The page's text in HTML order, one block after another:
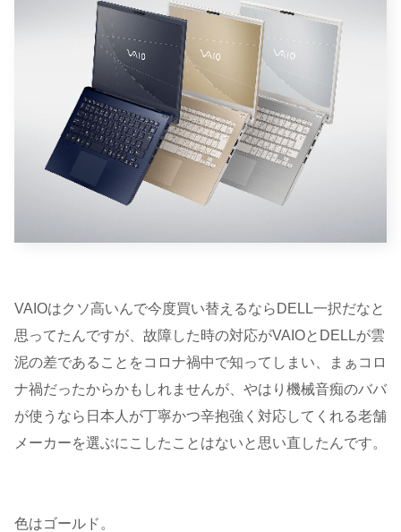
VAIOはクソ高いんで今度買い替えるならDELL一択だなと
思ってたんですが、故障した時の対応がVAIOとDELLが雲
泥の差であることをコロナ禍中で知ってしまい、まぁコロ
ナ禍だったからかもしれませんが、やはり機械音痴のババ
が使うなら日本人が丁寧かつ辛抱強く対応してくれる老舗
メーカーを選ぶにこしたことはないと思い直したんです。
色はゴールド。